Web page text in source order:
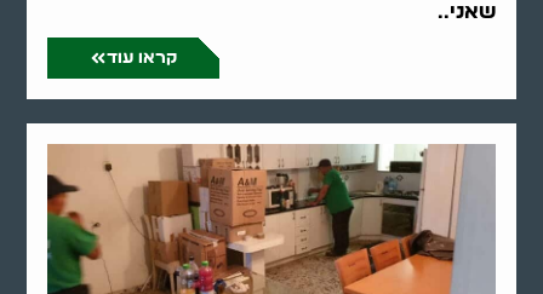
שאני..
קראו עוד